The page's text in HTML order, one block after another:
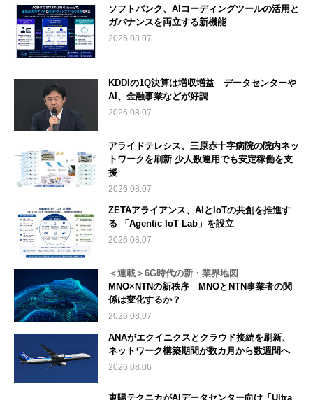
ソフトバンク、AIコーディングツールの活用と
ガバナンスを両立する新機能
2026.08.07
KDDIの1Q決算は増収増益 データセンターや
AI、金融事業などが好調
2026.08.07
アライドテレシス、三原赤十字病院の院内ネッ
トワークを刷新 少人数運用でも安定稼働を支
援
2026.08.07
ZETAアライアンス、AIとIoTの共創を推進す
る 「Agentic IoT Lab」を設立
2026.08.07
＜連載＞6G時代の新・業界地図
MNO×NTNの新秩序 MNOとNTN事業者の関
係は変化するか？
2026.08.07
ANAがエクイニクスとクラウド接続を刷新、
ネットワーク構築期間が数カ月から数週間へ
2026.08.06
東陽テクニカがAIデータセンター向け「Ultra